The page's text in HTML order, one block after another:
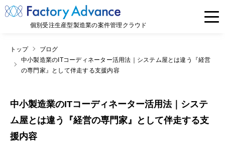
個別受注生産型製造業の案件管理クラウド
トップ
ブログ
中小製造業のITコーディネーター活用法｜システム屋とは違う『経営
の専門家』として伴走する支援内容
中小製造業のITコーディネーター活用法｜システ
ム屋とは違う『経営の専門家』として伴走する支
援内容